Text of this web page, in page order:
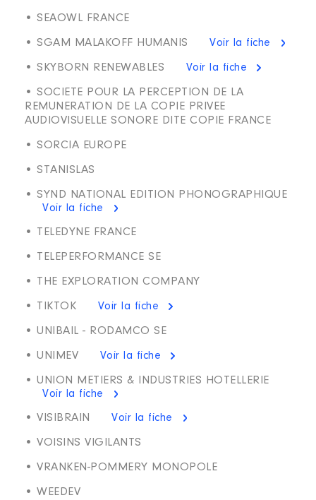
• SEAOWL FRANCE
• SGAM MALAKOFF HUMANIS Voir la fiche
• SKYBORN RENEWABLES Voir la fiche
• SOCIETE POUR LA PERCEPTION DE LA
REMUNERATION DE LA COPIE PRIVEE
AUDIOVISUELLE SONORE DITE COPIE FRANCE
• SORCIA EUROPE
• STANISLAS
• SYND NATIONAL EDITION PHONOGRAPHIQUE
Voir la fiche
• TELEDYNE FRANCE
• TELEPERFORMANCE SE
• THE EXPLORATION COMPANY
• TIKTOK Voir la fiche
• UNIBAIL - RODAMCO SE
• UNIMEV Voir la fiche
• UNION METIERS & INDUSTRIES HOTELLERIE
Voir la fiche
• VISIBRAIN Voir la fiche
• VOISINS VIGILANTS
• VRANKEN-POMMERY MONOPOLE
• WEEDEV